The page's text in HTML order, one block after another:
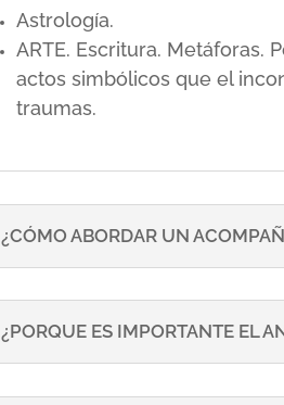
Astrología.
ARTE. Escritura. Metáforas.
actos simbólicos que el
traumas.
¿CÓMO ABORDAR UN
¿PORQUE ES IMPORTANTE EL